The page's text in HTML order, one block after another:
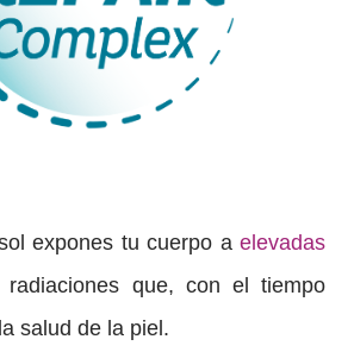
expones tu cuerpo a elevadas
radiaciones que, con el tiempo
salud de la piel.